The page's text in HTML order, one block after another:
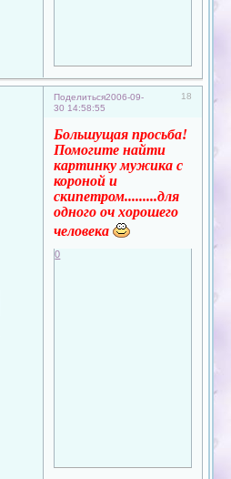
Поделиться 18
2006-09-
30 14:58:55
Большущая просьба!
Помогите найти
картинку мужика с
короной и
скипетром.........для
одного оч хорошего
человека
0